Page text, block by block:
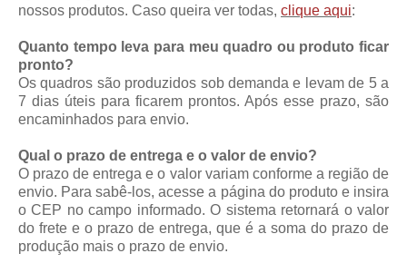
nossos produtos. Caso queira ver todas, clique aqui:
Quanto tempo leva para meu quadro ou produto ficar
pronto?
Os quadros são produzidos sob demanda e levam de 5 a
7 dias úteis para ficarem prontos. Após esse prazo, são
encaminhados para envio.
Qual o prazo de entrega e o valor de envio?
O prazo de entrega e o valor variam conforme a região de
envio. Para sabê-los, acesse a página do produto e insira
o CEP no campo informado. O sistema retornará o valor
do frete e o prazo de entrega, que é a soma do prazo de
produção mais o prazo de envio.